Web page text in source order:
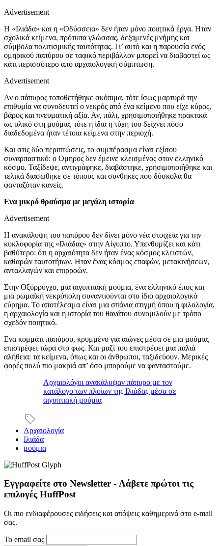
Advertisement
Η «Ιλιάδα» και η «Οδύσσεια» δεν ήταν μόνο ποιητικά έργα. Ηταν
σχολικά κείμενα, πρότυπα γλώσσας, δεξαμενές μνήμης και
σύμβολα πολιτισμικής ταυτότητας. Γι’ αυτό και η παρουσία ενός
ομηρικού παπύρου σε ταφικό περιβάλλον μπορεί να διαβαστεί ως
κάτι περισσότερο από αρχαιολογική σύμπτωση.
Advertisement
Αν ο πάπυρος τοποθετήθηκε σκόπιμα, τότε ίσως μαρτυρά την
επιθυμία να συνοδευτεί ο νεκρός από ένα κείμενο που είχε κύρος,
βάρος και πνευματική αξία. Αν, πάλι, χρησιμοποιήθηκε πρακτικά
ως υλικό στη μούμια, τότε η ίδια η τύχη του δείχνει πόσο
διαδεδομένα ήταν τέτοια κείμενα στην περιοχή.
Και στις δύο περιπτώσεις, το συμπέρασμα είναι εξίσου
συναρπαστικό: ο Ομηρος δεν έμεινε κλεισμένος στον ελληνικό
κόσμο. Ταξίδεψε, αντιγράφηκε, διαβάστηκε, χρησιμοποιήθηκε και
τελικά διασώθηκε σε τόπους και συνθήκες που δύσκολα θα
φανταζόταν κανείς.
Ενα μικρό θραύσμα με μεγάλη ιστορία
Advertisement
Η ανακάλυψη του παπύρου δεν δίνει μόνο νέα στοιχεία για την
κυκλοφορία της «Ιλιάδας» στην Αίγυπτο. Υπενθυμίζει και κάτι
βαθύτερο: ότι η αρχαιότητα δεν ήταν ένας κόσμος κλειστών,
καθαρών ταυτοτήτων. Ηταν ένας κόσμος επαφών, μετακινήσεων,
ανταλλαγών και επιρροών.
Στην Οξύρρυγχο, μια αιγυπτιακή μούμια, ένα ελληνικό έπος και
μια ρωμαϊκή νεκρόπολη συναντιούνται στο ίδιο αρχαιολογικό
εύρημα. Το αποτέλεσμα είναι μια σπάνια στιγμή όπου η φιλολογία,
η αρχαιολογία και η ιστορία του θανάτου συνομιλούν με τρόπο
σχεδόν ποιητικό.
Ενα κομμάτι παπύρου, κρυμμένο για αιώνες μέσα σε μια μούμια,
επιστρέφει τώρα στο φως. Και μαζί του επιστρέφει μια παλιά
αλήθεια: τα κείμενα, όπως και οι άνθρωποι, ταξιδεύουν. Μερικές
φορές πολύ πιο μακριά απ’ όσο μπορούμε να φανταστούμε.
Αρχαιολόγοι ανακάλυψαν πάπυρο με τον
κατάλογο των πλοίων της Ιλιάδας μέσα σε
αιγυπτιακή μούμια
Αρχαιολογία
Ιλιάδα
μούμια
Εγγραφείτε στο Newsletter - Λάβετε πρώτοι τις
επιλογές HuffPost
Οι πιο ενδιαφέρουσες ειδήσεις και απόψεις καθημερινά στο e-mail
σας.
Το email σας